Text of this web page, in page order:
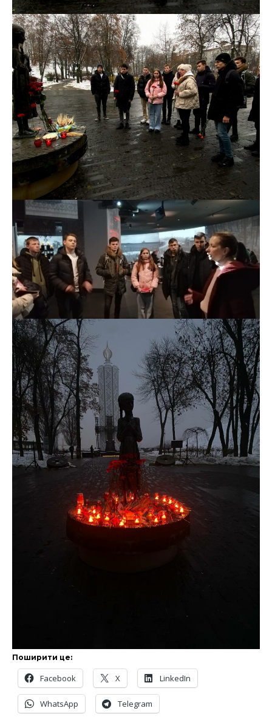
Поширити це:
Facebook X LinkedIn
WhatsApp Telegram